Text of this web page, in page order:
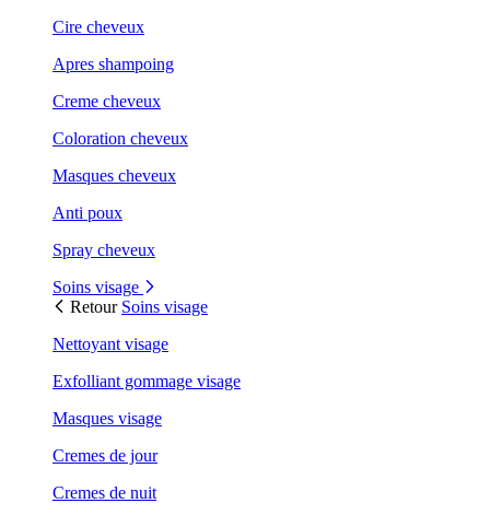
Cire cheveux
Apres shampoing
Creme cheveux
Coloration cheveux
Masques cheveux
Anti poux
Spray cheveux
Soins visage
Retour Soins visage
Nettoyant visage
Exfolliant gommage visage
Masques visage
Cremes de jour
Cremes de nuit